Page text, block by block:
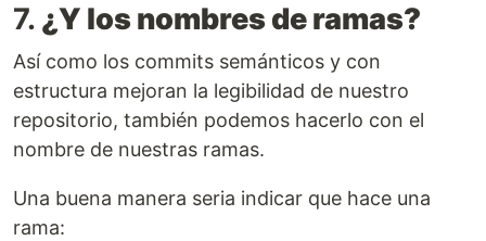
7. ¿Y los nombres de ramas?
Así como los commits semánticos y con
estructura mejoran la legibilidad de nuestro
repositorio, también podemos hacerlo con el
nombre de nuestras ramas.
Una buena manera seria indicar que hace una
rama: